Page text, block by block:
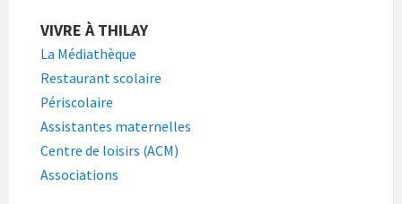
VIVRE À THILAY
La Médiathèque
Restaurant scolaire
Périscolaire
Assistantes maternelles
Centre de loisirs (ACM)
Associations